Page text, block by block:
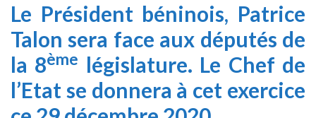
Le Président béninois, Patrice
Talon sera face aux députés de
la 8ème législature. Le Chef de
l’Etat se donnera à cet exercice